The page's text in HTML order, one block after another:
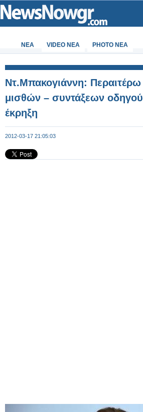
ΝΕΑ VIDEO NEA PHOTO NEA
Ντ.Μπακογιάννη: Περαιτέρω
μισθών – συντάξεων
έκρηξη
2012-03-17 21:05:03